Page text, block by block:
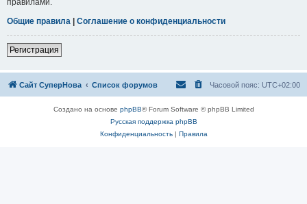
Общие правила | Соглашение о конфиденциальности
Регистрация
Сайт СуперНова Список форумов Часовой пояс: UTC+02:00
Создано на основе phpBB® Forum Software © phpBB Limited
Русская поддержка phpBB
Конфиденциальность| Правила